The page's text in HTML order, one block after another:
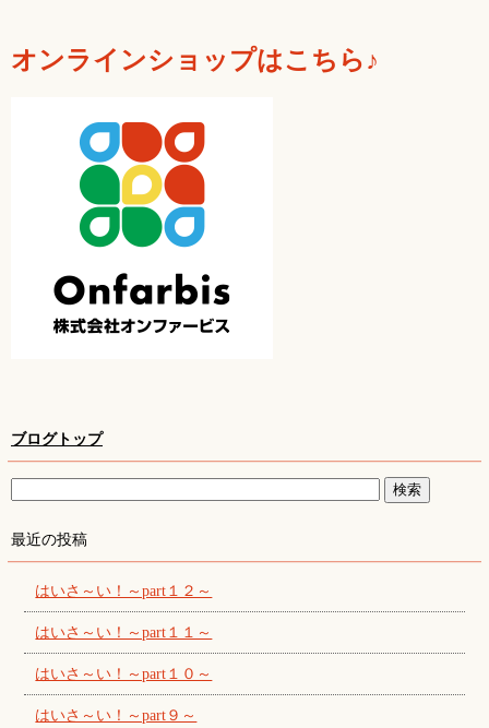
オンラインショップはこちら♪
ブログトップ
最近の投稿
はいさ～い！～part１２～
はいさ～い！～part１１～
はいさ～い！～part１０～
はいさ～い！～part９～